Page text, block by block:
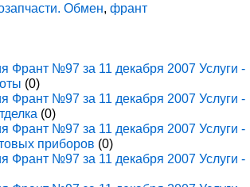
Обмен,франт
Франт №97 за 11 декабря 2007 Услуги -
(0)
Франт №97 за 11 декабря 2007 Услуги -
(0)
Франт №97 за 11 декабря 2007 Услуги -
приборов (0)
Франт №97 за 11 декабря 2007 Услуги -